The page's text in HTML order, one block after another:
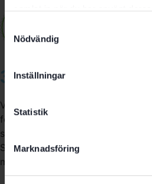
Nödvändig
Inställningar
Statistik
Marknadsföring
3A Byggdelen
Vi är återförsäljare av elverktyg,
förbrukningsmaterial. Vi har en
serviceverkstad i Stockholm samt
Sverige. Av oss får du
medarbetare med gedigen